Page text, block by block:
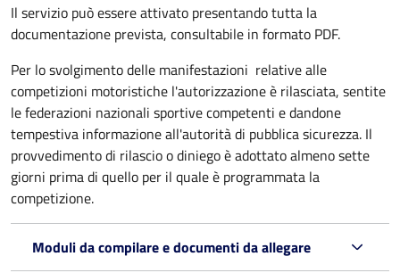
Il servizio può essere attivato presentando tutta la
documentazione prevista, consultabile in formato PDF.
Per lo svolgimento delle manifestazioni relative alle
competizioni motoristiche l'autorizzazione è rilasciata, sentite
le federazioni nazionali sportive competenti e dandone
tempestiva informazione all'autorità di pubblica sicurezza. Il
provvedimento di rilascio o diniego è adottato almeno sette
giorni prima di quello per il quale è programmata la
competizione.
Moduli da compilare e documenti da allegare